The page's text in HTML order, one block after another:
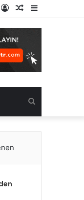
Kenar
Rastgele
Kayıt
yap